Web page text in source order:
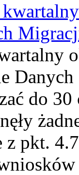
do
pkt.